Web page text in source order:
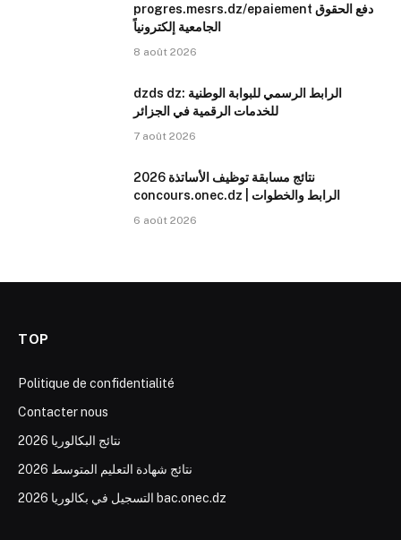
progres.mesrs.dz/epaiement دفع الحقوق
الجامعية إلكترونياً
8 août 2026
dzds dz: الرابط الرسمي للبوابة الوطنية
للخدمات الرقمية في الجزائر
7 août 2026
نتائج مسابقة توظيف الأساتذة 2026
concours.onec.dz | الرابط والخطوات
6 août 2026
TOP
Politique de confidentialité
Contacter nous
نتائج البكالوريا 2026
نتائج شهادة التعليم المتوسط 2026
التسجيل في بكالوريا 2026 bac.onec.dz